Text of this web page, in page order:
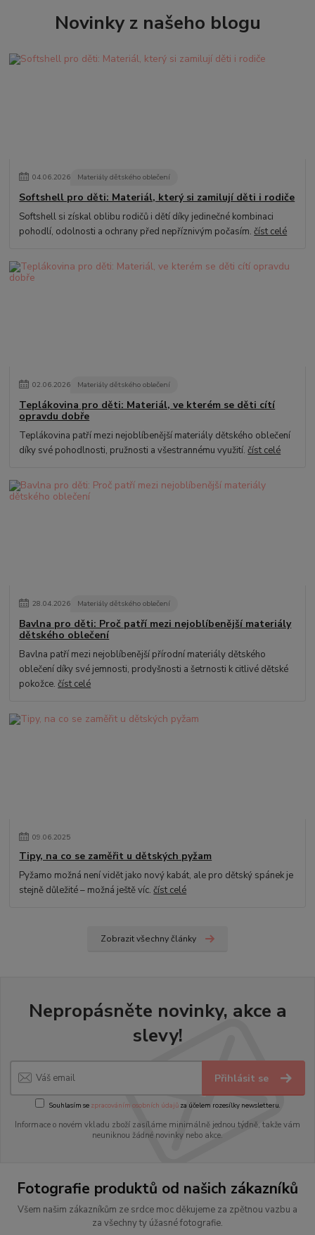
Novinky z našeho blogu
04.06.2026 Materiály dětského oblečení
Softshell pro děti: Materiál, který si zamilují děti i rodiče
Softshell si získal oblibu rodičů i dětí díky jedinečné kombinaci
pohodlí, odolnosti a ochrany před nepříznivým počasím.číst celé
02.06.2026 Materiály dětského oblečení
Teplákovina pro děti: Materiál, ve kterém se děti cítí
opravdu dobře
Teplákovina patří mezi nejoblíbenější materiály dětského oblečení
díky své pohodlnosti, pružnosti a všestrannému využití.číst celé
28.04.2026 Materiály dětského oblečení
Bavlna pro děti: Proč patří mezi nejoblíbenější materiály
dětského oblečení
Bavlna patří mezi nejoblíbenější přírodní materiály dětského
oblečení díky své jemnosti, prodyšnosti a šetrnosti k citlivé dětské
pokožce.číst celé
09.06.2025
Tipy, na co se zaměřit u dětských pyžam
Pyžamo možná není vidět jako nový kabát, ale pro dětský spánek je
stejně důležité – možná ještě víc.číst celé
Zobrazit všechny články
Nepropásněte novinky, akce a
slevy!
Přihlásit se
Souhlasím se zpracováním osobních údajůza účelem rozesílky newsletteru.
Informace o novém vkladu zboží zasíláme minimálně jednou týdně, takže vám
neuniknou žádné novinky nebo akce.
Fotografie produktů od našich zákazníků
Všem našim zákazníkům ze srdce moc děkujeme za zpětnou vazbu a
za všechny ty úžasné fotografie.